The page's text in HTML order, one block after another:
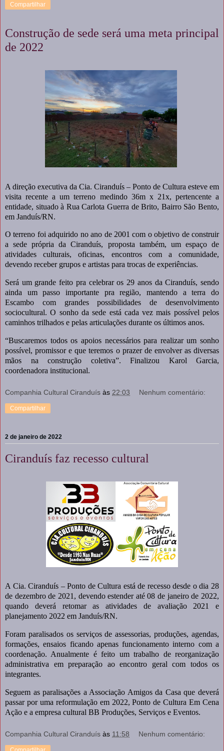
Compartilhar
Construção de sede será uma meta principal
de 2022
A direção executiva da Cia. Ciranduís – Ponto de Cultura esteve em
visita recente a um terreno medindo 36m x 21x, pertencente a
entidade, situado à Rua Carlota Guerra de Brito, Bairro São Bento,
em Janduís/RN.
O terreno foi adquirido no ano de 2001 com o objetivo de construir
a sede própria da Ciranduís, proposta também, um espaço de
atividades culturais, oficinas, encontros com a comunidade,
devendo receber grupos e artistas para trocas de experiências.
Será um grande feito pra celebrar os 29 anos da Ciranduís, sendo
ainda um passo importante pra região, mantendo a terra do
Escambo com grandes possibilidades de desenvolvimento
sociocultural. O sonho da sede está cada vez mais possível pelos
caminhos trilhados e pelas articulações durante os últimos anos.
“Buscaremos todos os apoios necessários para realizar um sonho
possível, promissor e que teremos o prazer de envolver as diversas
mãos na construção coletiva”. Finalizou Karol Garcia,
coordenadora institucional.
Companhia Cultural Ciranduís às 22:03 Nenhum comentário:
Compartilhar
2 de janeiro de 2022
Ciranduís faz recesso cultural
A Cia. Ciranduís – Ponto de Cultura está de recesso desde o dia 28
de dezembro de 2021, devendo estender até 08 de janeiro de 2022,
quando deverá retomar as atividades de avaliação 2021 e
planejamento 2022 em Janduís/RN.
Foram paralisados os serviços de assessorias, produções, agendas,
formações, ensaios ficando apenas funcionamento interno com a
coordenação. Anualmente é feito um trabalho de reorganização
administrativa em preparação ao encontro geral com todos os
integrantes.
Seguem as paralisações a Associação Amigos da Casa que deverá
passar por uma reformulação em 2022, Ponto de Cultura Em Cena
Ação e a empresa cultural BB Produções, Serviços e Eventos.
Companhia Cultural Ciranduís às 11:58 Nenhum comentário: